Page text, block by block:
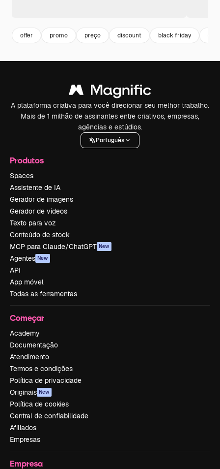
offer promo preço discount black friday
A plataforma criativa para você direcionar seu melhor trabalho.
Mais de 1 milhão de assinantes entre criativos, empresas,
agências e estúdios.
Português
Produtos
Spaces
Assistente de IA
Gerador de imagens
Gerador de vídeos
Texto para voz
Conteúdo de stock
MCP para Claude/ChatGPT New
Agentes New
API
App móvel
Todas as ferramentas
Começar
Academy
Documentação
Atendimento
Termos e condições
Política de privacidade
Originais New
Política de cookies
Central de confiabilidade
Afiliados
Empresas
Empresa